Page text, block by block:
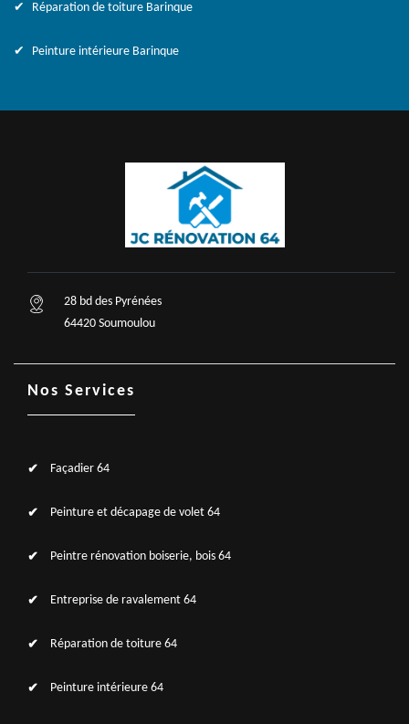
Réparation de toiture Barinque
Peinture intérieure Barinque
28 bd des Pyrénées
64420 Soumoulou
Nos Services
Façadier 64
Peinture et décapage de volet 64
Peintre rénovation boiserie, bois 64
Entreprise de ravalement 64
Réparation de toiture 64
Peinture intérieure 64